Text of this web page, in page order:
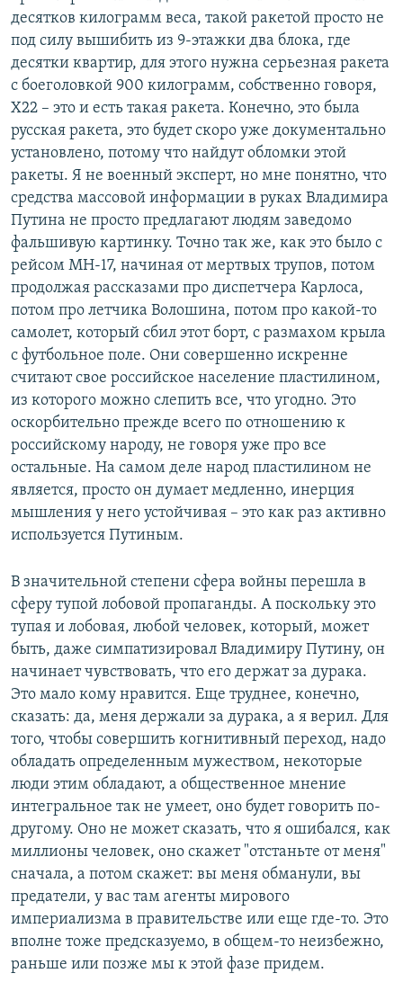
десятков килограмм веса, такой ракетой просто не
под силу вышибить из 9-этажки два блока, где
десятки квартир, для этого нужна серьезная ракета
с боеголовкой 900 килограмм, собственно говоря,
Х22 – это и есть такая ракета. Конечно, это была
русская ракета, это будет скоро уже документально
установлено, потому что найдут обломки этой
ракеты. Я не военный эксперт, но мне понятно, что
средства массовой информации в руках Владимира
Путина не просто предлагают людям заведомо
фальшивую картинку. Точно так же, как это было с
рейсом MH-17, начиная от мертвых трупов, потом
продолжая рассказами про диспетчера Карлоса,
потом про летчика Волошина, потом про какой-то
самолет, который сбил этот борт, с размахом крыла
с футбольное поле. Они совершенно искренне
считают свое российское население пластилином,
из которого можно слепить все, что угодно. Это
оскорбительно прежде всего по отношению к
российскому народу, не говоря уже про все
остальные. На самом деле народ пластилином не
является, просто он думает медленно, инерция
мышления у него устойчивая – это как раз активно
используется Путиным.
В значительной степени сфера войны перешла в
сферу тупой лобовой пропаганды. А поскольку это
тупая и лобовая, любой человек, который, может
быть, даже симпатизировал Владимиру Путину, он
начинает чувствовать, что его держат за дурака.
Это мало кому нравится. Еще труднее, конечно,
сказать: да, меня держали за дурака, а я верил. Для
того, чтобы совершить когнитивный переход, надо
обладать определенным мужеством, некоторые
люди этим обладают, а общественное мнение
интегральное так не умеет, оно будет говорить по-
другому. Оно не может сказать, что я ошибался, как
миллионы человек, оно скажет "отстаньте от меня"
сначала, а потом скажет: вы меня обманули, вы
предатели, у вас там агенты мирового
империализма в правительстве или еще где-то. Это
вполне тоже предсказуемо, в общем-то неизбежно,
раньше или позже мы к этой фазе придем.